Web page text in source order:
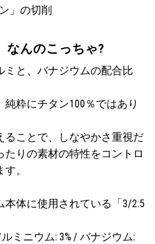
」の切削
んのこっちゃ?
ミと、バナジウムの配合比
粋にチタン100％ではあり
ることで、しなやかさ重視だ
たりの素材の特性をコントロ
。
本体に使用されている「3/2.5
ミニウム: 3% / バナジウム: